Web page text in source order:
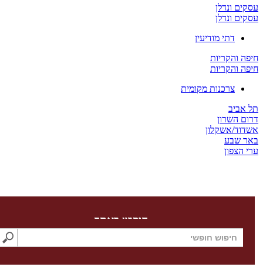
ונדלן
ונדלן
דתי מודיעין
צרכנות מקומית
אשקלון
חיפוש באתר